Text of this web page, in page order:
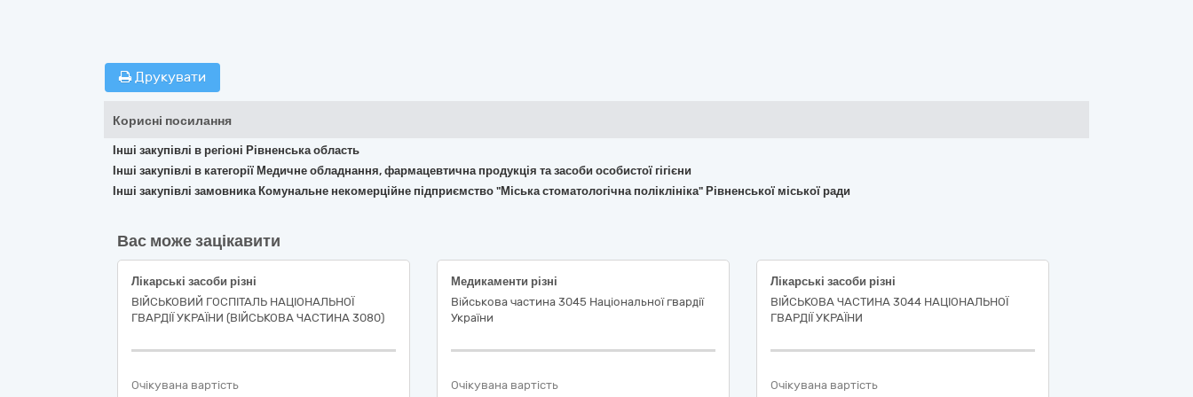
Друкувати
Корисні посилання
Інші закупівлі в регіоні Рівненська область
Інші закупівлі в категорії Медичне обладнання, фармацевтична продукція та засоби особистої гігієни
Інші закупівлі замовника Комунальне некомерційне підприємство "Міська стоматологічна поліклініка" Рівненської міської ради
Вас може зацікавити
Лікарські засоби різні
ВІЙСЬКОВИЙ ГОСПІТАЛЬ НАЦІОНАЛЬНОЇ
ГВАРДІЇ УКРАЇНИ (ВІЙСЬКОВА ЧАСТИНА 3080)
Очікувана вартість
Медикаменти різні
Військова частина 3045 Національної гвардії
України
Очікувана вартість
Лікарські засоби різні
ВІЙСЬКОВА ЧАСТИНА 3044 НАЦІОНАЛЬНОЇ
ГВАРДІЇ УКРАЇНИ
Очікувана вартість